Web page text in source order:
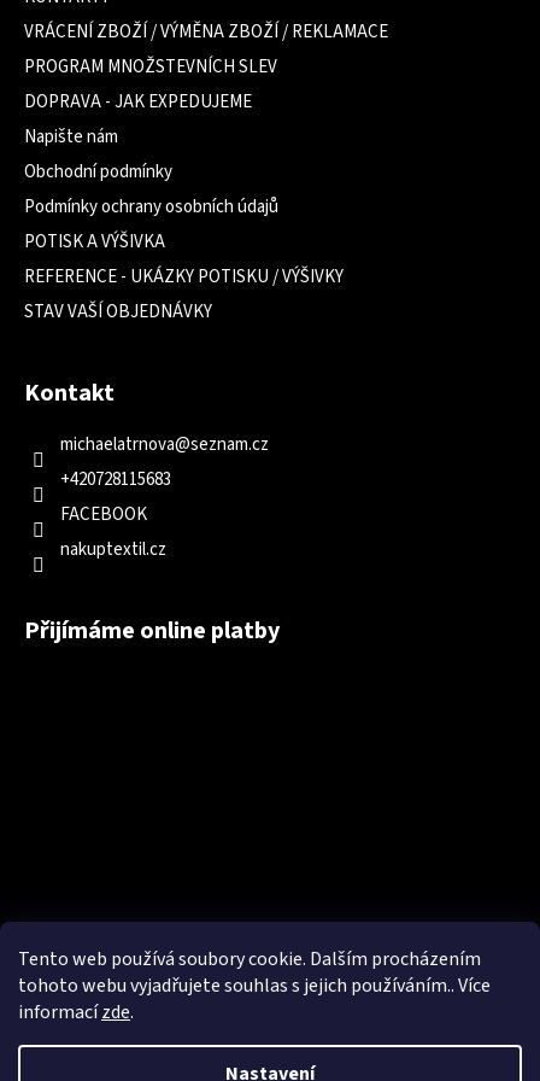
Tento web používá soubory cookie. Dalším procházením
tohoto webu vyjadřujete souhlas s jejich používáním.. Více
informacízde.
Nastavení
VRÁCENÍ ZBOŽÍ / VÝMĚNA ZBOŽÍ / REKLAMACE
PROGRAM MNOŽSTEVNÍCH SLEV
DOPRAVA - JAK EXPEDUJEME
Napište nám
Obchodní podmínky
Podmínky ochrany osobních údajů
POTISK A VÝŠIVKA
REFERENCE - UKÁZKY POTISKU / VÝŠIVKY
STAV VAŠÍ OBJEDNÁVKY
Kontakt
michaelatrnova@seznam.cz
+420728115683
FACEBOOK
nakuptextil.cz
Přijímáme online platby